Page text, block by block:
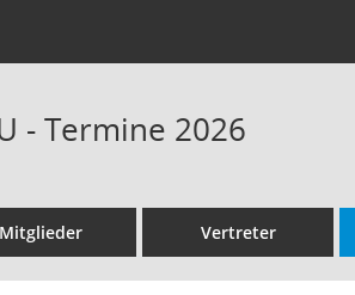
- Termine 2026
Mitglieder Vertreter